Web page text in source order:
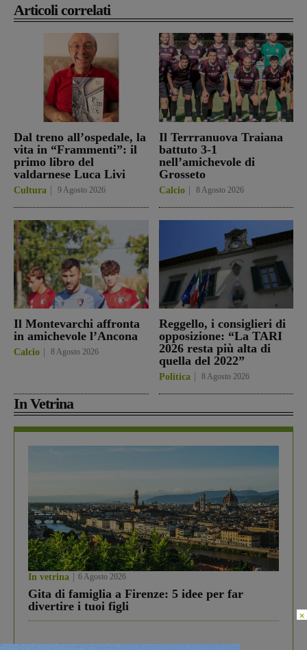
Articoli correlati
Dal treno all’ospedale, la
vita in “Frammenti”: il
primo libro del
valdarnese Luca Livi
Cultura 9 Agosto 2026
Il Terrranuova Traiana
battuto 3-1
nell’amichevole di
Grosseto
Calcio 8 Agosto 2026
Il Montevarchi affronta
in amichevole l’Ancona
Calcio 8 Agosto 2026
Reggello, i consiglieri di
opposizione: “La TARI
2026 resta più alta di
quella del 2022”
Politica 8 Agosto 2026
In Vetrina
In vetrina 6 Agosto 2026
Gita di famiglia a Firenze: 5 idee per far
divertire i tuoi figli
×